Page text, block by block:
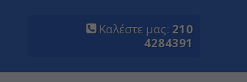
Καλέστε μας: 210
4284391